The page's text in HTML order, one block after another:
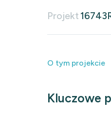
Projekt
O tym projekcie
Kluczowe